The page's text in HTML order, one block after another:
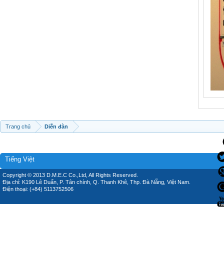
Trang chủ Diễn đàn
Tiếng Việt
Copyright © 2013 D.M.E.C Co.,Ltd, All Rights Reserved.
Địa chỉ: K190 Lê Duẩn, P. Tân chính, Q. Thanh Khê, Thp. Đà Nẵng, Việt Nam.
Điện thoại: (+84) 5113752506